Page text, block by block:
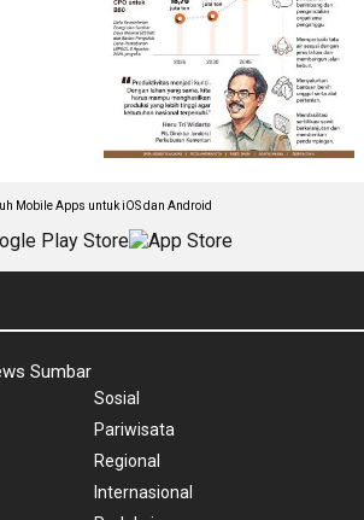
Mobile Apps untuk iOS dan Android
Sumbar
Sosial
Pariwisata
Regional
Internasional